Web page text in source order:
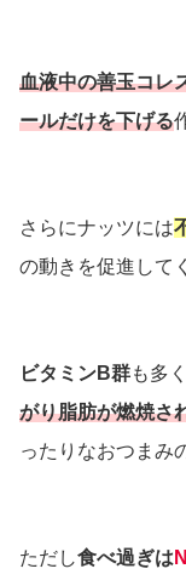
血液中の善玉コレ
ールだけを下げる
さらにナッツには
の動きを促進して
ビタミンB群も多
がり脂肪が燃焼さ
ったりなおつまみ
ただし食べ過ぎは